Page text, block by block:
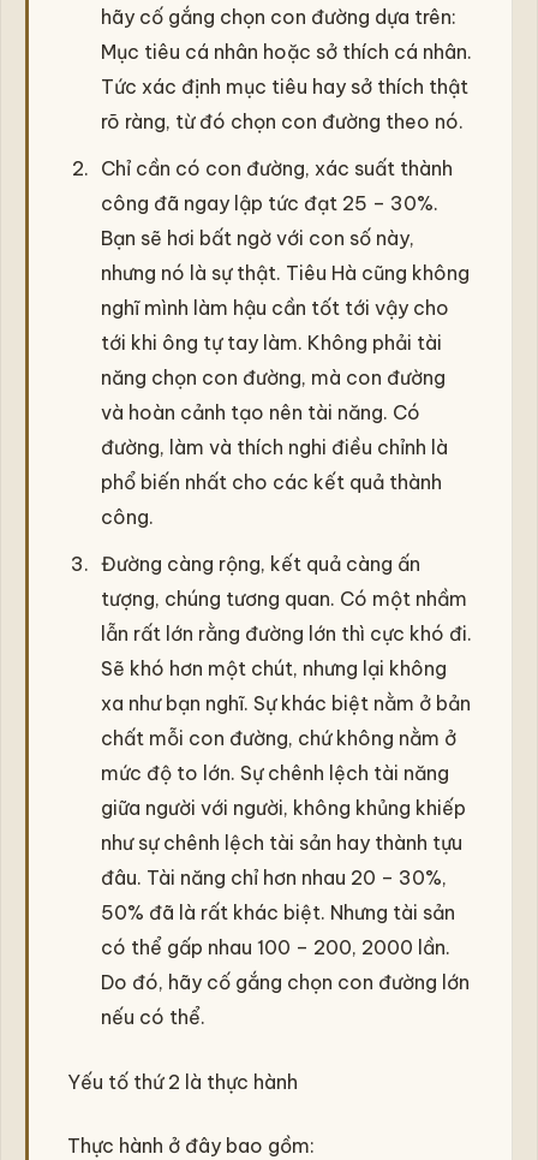
hãy cố gắng chọn con đường dựa trên:
Mục tiêu cá nhân hoặc sở thích cá nhân.
Tức xác định mục tiêu hay sở thích thật
rõ ràng, từ đó chọn con đường theo nó.
Chỉ cần có con đường, xác suất thành
công đã ngay lập tức đạt 25 – 30%.
Bạn sẽ hơi bất ngờ với con số này,
nhưng nó là sự thật. Tiêu Hà cũng không
nghĩ mình làm hậu cần tốt tới vậy cho
tới khi ông tự tay làm. Không phải tài
năng chọn con đường, mà con đường
và hoàn cảnh tạo nên tài năng. Có
đường, làm và thích nghi điều chỉnh là
phổ biến nhất cho các kết quả thành
công.
Đường càng rộng, kết quả càng ấn
tượng, chúng tương quan. Có một nhầm
lẫn rất lớn rằng đường lớn thì cực khó đi.
Sẽ khó hơn một chút, nhưng lại không
xa như bạn nghĩ. Sự khác biệt nằm ở bản
chất mỗi con đường, chứ không nằm ở
mức độ to lớn. Sự chênh lệch tài năng
giữa người với người, không khủng khiếp
như sự chênh lệch tài sản hay thành tựu
đâu. Tài năng chỉ hơn nhau 20 – 30%,
50% đã là rất khác biệt. Nhưng tài sản
có thể gấp nhau 100 – 200, 2000 lần.
Do đó, hãy cố gắng chọn con đường lớn
nếu có thể.
Yếu tố thứ 2 là thực hành
Thực hành ở đây bao gồm: